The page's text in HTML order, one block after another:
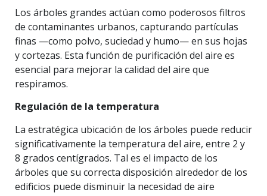
Los árboles grandes actúan como poderosos filtros
de contaminantes urbanos, capturando partículas
finas —como polvo, suciedad y humo— en sus hojas
y cortezas. Esta función de purificación del aire es
esencial para mejorar la calidad del aire que
respiramos.
Regulación de la temperatura
La estratégica ubicación de los árboles puede reducir
significativamente la temperatura del aire, entre 2 y
8 grados centígrados. Tal es el impacto de los
árboles que su correcta disposición alrededor de los
edificios puede disminuir la necesidad de aire